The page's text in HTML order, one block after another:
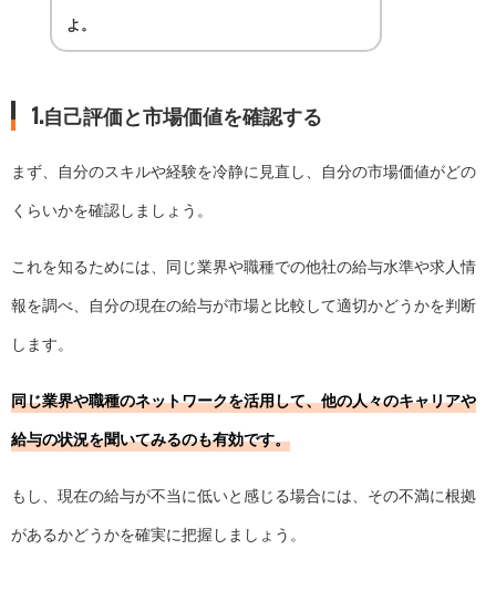
よ。
1.自己評価と市場価値を確認する
まず、自分のスキルや経験を冷静に見直し、自分の市場価値がどの
くらいかを確認しましょう。
これを知るためには、同じ業界や職種での他社の給与水準や求人情
報を調べ、自分の現在の給与が市場と比較して適切かどうかを判断
します。
同じ業界や職種のネットワークを活用して、他の人々のキャリアや
給与の状況を聞いてみるのも有効です。
もし、現在の給与が不当に低いと感じる場合には、その不満に根拠
があるかどうかを確実に把握しましょう。